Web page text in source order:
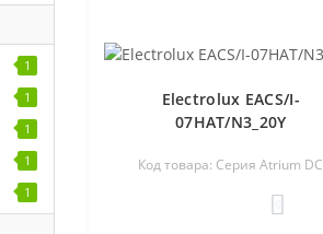
1
1
1
1
1
Electrolux EACS/I-
07HAT/N3_20Y
Код товара: Серия Atrium DC